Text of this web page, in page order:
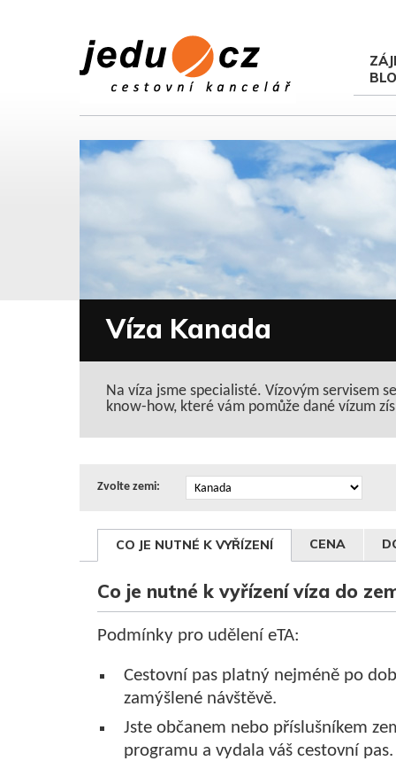
Víza Kanada
Na víza jsme specialisté. Vízovým servisem
know-how, které vám pomůže dané vízum
Zvolte zemi:
CO JE NUTNÉ K VYŘÍZENÍ CENA
Co je nutné k vyřízení víza do
Podmínky pro udělení eTA:
Cestovní pas platný nejméně po
zamýšlené návštěvě.
Jste občanem nebo příslušníkem
programu a vydala váš cestovní